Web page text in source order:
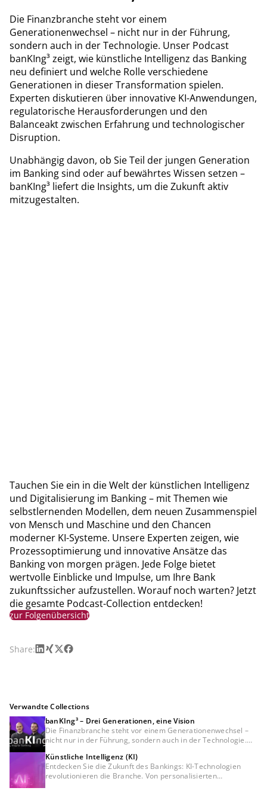
Die Finanzbranche steht vor einem
Generationenwechsel – nicht nur in der Führung,
sondern auch in der Technologie. Unser Podcast
banKIng³ zeigt, wie künstliche Intelligenz das Banking
neu definiert und welche Rolle verschiedene
Generationen in dieser Transformation spielen.
Experten diskutieren über innovative KI-Anwendungen,
regulatorische Herausforderungen und den
Balanceakt zwischen Erfahrung und technologischer
Disruption.
Unabhängig davon, ob Sie Teil der jungen Generation
im Banking sind oder auf bewährtes Wissen setzen –
banKIng³ liefert die Insights, um die Zukunft aktiv
mitzugestalten.
Tauchen Sie ein in die Welt der künstlichen Intelligenz
und Digitalisierung im Banking – mit Themen wie
selbstlernenden Modellen, dem neuen Zusammenspiel
von Mensch und Maschine und den Chancen
moderner KI-Systeme. Unsere Experten zeigen, wie
Prozessoptimierung und innovative Ansätze das
Banking von morgen prägen. Jede Folge bietet
wertvolle Einblicke und Impulse, um Ihre Bank
zukunftssicher aufzustellen. Worauf noch warten? Jetzt
die gesamte Podcast-Collection entdecken!
zur Folgenübersicht
Share:LinkedIn
Xing
X Facebook
Verwandte Collections
banKIng³ – Drei Generationen, eine Vision
Die Finanzbranche steht vor einem Generationenwechsel –
nicht nur in der Führung, sondern auch in der Technologie.
Banking neu definiert und welche Rolle verschiedene
Generationen in dieser Transformation spielen. Experten
diskutieren über innovative KI-Anwendungen, regulatorische
Künstliche Intelligenz (KI)
Entdecken Sie die Zukunft des Bankings: KI-Technologien
revolutionieren die Branche. Von personalisierten